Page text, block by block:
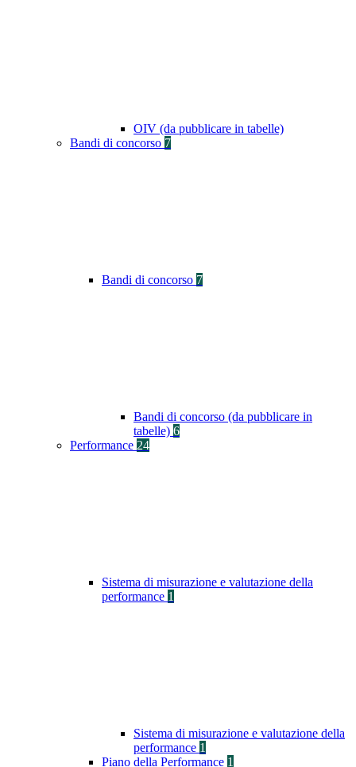
OIV (da pubblicare in tabelle)
Bandi di concorso 7
Bandi di concorso 7
Bandi di concorso (da pubblicare in
tabelle) 6
Performance 24
Sistema di misurazione e valutazione della
performance 1
Sistema di misurazione e valutazione della
performance 1
Piano della Performance 1